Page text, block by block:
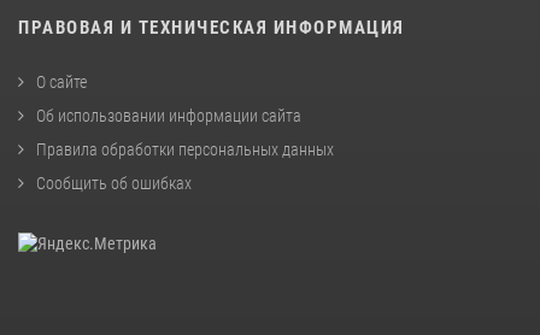
ПРАВОВАЯ И ТЕХНИЧЕСКАЯ ИНФОРМАЦИЯ
О сайте
Об использовании информации сайта
Правила обработки персональных данных
Сообщить об ошибках